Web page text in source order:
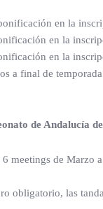
en la
en la
en la
a final de
de Andalucía
meetings de Marzo
obligatorio, las